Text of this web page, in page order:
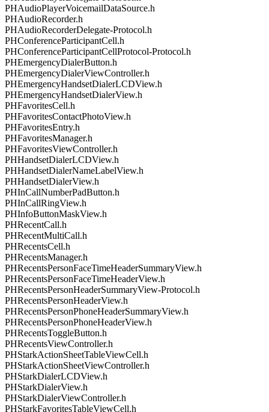
PHAudioPlayerVoicemailDataSource.h
PHAudioRecorder.h
PHAudioRecorderDelegate-Protocol.h
PHConferenceParticipantCell.h
PHConferenceParticipantCellProtocol-Protocol.h
PHEmergencyDialerButton.h
PHEmergencyDialerViewController.h
PHEmergencyHandsetDialerLCDView.h
PHEmergencyHandsetDialerView.h
PHFavoritesCell.h
PHFavoritesContactPhotoView.h
PHFavoritesEntry.h
PHFavoritesManager.h
PHFavoritesViewController.h
PHHandsetDialerLCDView.h
PHHandsetDialerNameLabelView.h
PHHandsetDialerView.h
PHInCallNumberPadButton.h
PHInCallRingView.h
PHInfoButtonMaskView.h
PHRecentCall.h
PHRecentMultiCall.h
PHRecentsCell.h
PHRecentsManager.h
PHRecentsPersonFaceTimeHeaderSummaryView.h
PHRecentsPersonFaceTimeHeaderView.h
PHRecentsPersonHeaderSummaryView-Protocol.h
PHRecentsPersonHeaderView.h
PHRecentsPersonPhoneHeaderSummaryView.h
PHRecentsPersonPhoneHeaderView.h
PHRecentsToggleButton.h
PHRecentsViewController.h
PHStarkActionSheetTableViewCell.h
PHStarkActionSheetViewController.h
PHStarkDialerLCDView.h
PHStarkDialerView.h
PHStarkDialerViewController.h
PHStarkFavoritesTableViewCell.h